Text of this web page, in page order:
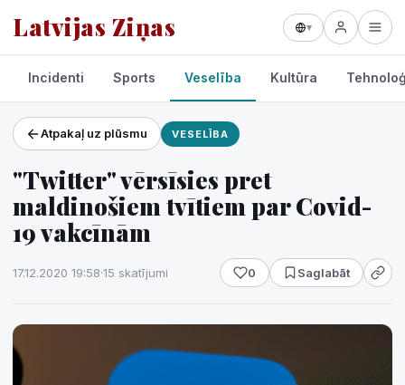
Latvijas Ziņas ▾
Projekti un pakalpojumi
Laikapstākļi
Incidenti Sports Veselība Kultūra
Atpakaļ uz plūsmu VESELĪBA
"Twitter" vērsīsies pret
maldinošiem tvītiem par Covid-
19 vakcīnām
17.12.2020 19:58·15 skatījumi 0 Saglabāt